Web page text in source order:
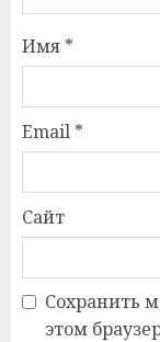
Имя *
Email *
Сайт
Сохранить
этом